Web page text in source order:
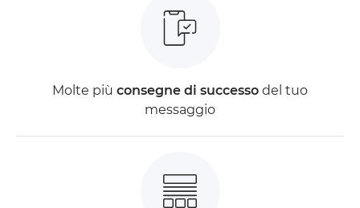
Molte più consegne di successo del tuo
messaggio